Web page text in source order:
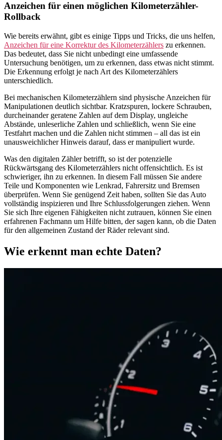
Anzeichen für einen möglichen Kilometerzähler-
Rollback
Wie bereits erwähnt, gibt es einige Tipps und Tricks, die uns helfen,
Anzeichen für eine Korrektur des Kilometerzählers zu erkennen.
Das bedeutet, dass Sie nicht unbedingt eine umfassende
Untersuchung benötigen, um zu erkennen, dass etwas nicht stimmt.
Die Erkennung erfolgt je nach Art des Kilometerzählers
unterschiedlich.
Bei mechanischen Kilometerzählern sind physische Anzeichen für
Manipulationen deutlich sichtbar. Kratzspuren, lockere Schrauben,
durcheinander geratene Zahlen auf dem Display, ungleiche
Abstände, unleserliche Zahlen und schließlich, wenn Sie eine
Testfahrt machen und die Zahlen nicht stimmen – all das ist ein
unausweichlicher Hinweis darauf, dass er manipuliert wurde.
Was den digitalen Zähler betrifft, so ist der potenzielle
Rückwärtsgang des Kilometerzählers nicht offensichtlich. Es ist
schwieriger, ihn zu erkennen. In diesem Fall müssen Sie andere
Teile und Komponenten wie Lenkrad, Fahrersitz und Bremsen
überprüfen. Wenn Sie genügend Zeit haben, sollten Sie das Auto
vollständig inspizieren und Ihre Schlussfolgerungen ziehen. Wenn
Sie sich Ihre eigenen Fähigkeiten nicht zutrauen, können Sie einen
erfahrenen Fachmann um Hilfe bitten, der sagen kann, ob die Daten
für den allgemeinen Zustand der Räder relevant sind.
Wie erkennt man echte Daten?